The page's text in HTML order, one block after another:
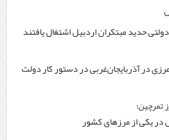
در آذربایجان‌غربی در دستور کار دولت
تمرچین؛
در یکی از مرزهای کشور